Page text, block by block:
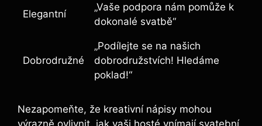
Elegantní
„Vaše podpora nám pomůže k
dokonalé svatbě“
Dobrodružné
„Podílejte se na našich
dobrodružstvích! Hledáme
poklad!“
Nezapomeňte, že kreativní nápisy mohou
výrazně ovlivnit, jak vaši hosté vnímají svatební